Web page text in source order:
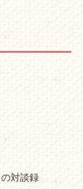
対談録